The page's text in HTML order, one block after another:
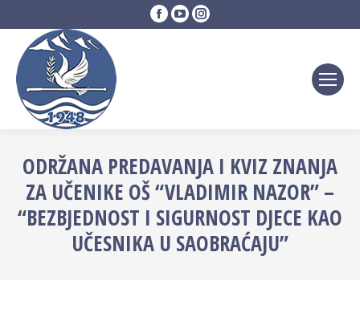
Facebook
page
YouTube
page
Instagram
page
ODRŽANA PREDAVANJA I KVIZ ZNANJA
ZA UČENIKE OŠ “VLADIMIR NAZOR” –
“BEZBJEDNOST I SIGURNOST DJECE KAO
UČESNIKA U SAOBRAĆAJU”